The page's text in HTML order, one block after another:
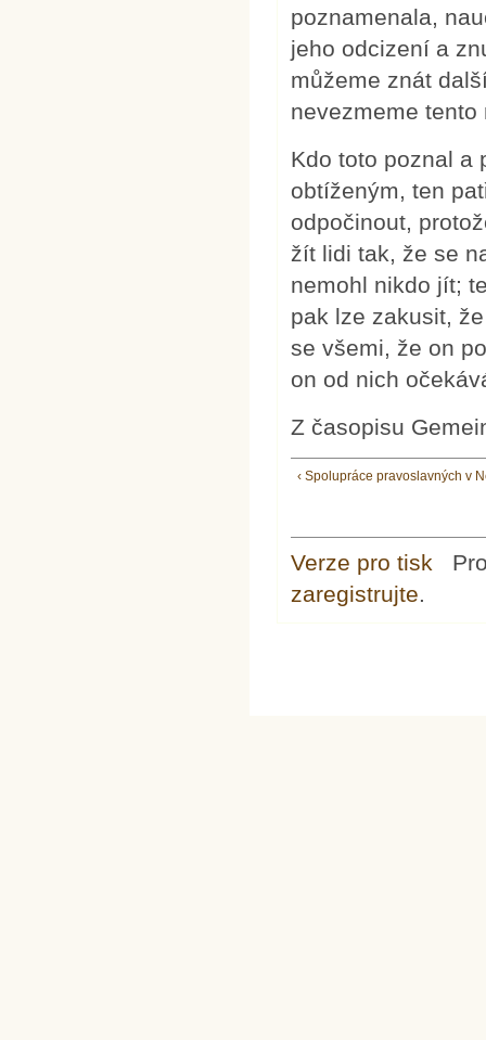
poznamenala,
jeho odcizení a
můžeme znát
nevezmeme
Kdo toto poznal a
obtíženým, ten
odpočinout,
žít lidi tak, že se
nemohl nikdo jít;
pak lze zakusit,
se všemi, že on
on od nich
Z časopisu
‹ Spolupráce pravoslavných v
Verze pro tisk
zaregistrujte